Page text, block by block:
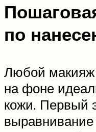
по
Любой
на фоне
кожи. Первый